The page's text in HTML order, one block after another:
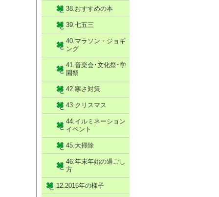
38.おすすめの本
39.七五三
40.マラソン・ジョギ
ング
41.音楽会･文化祭･学
園祭
42.寒さ対策
43.クリスマス
44.イルミネーション
イベント
45.大掃除
46.年末年始の過ごし
方
12.2016年の様子